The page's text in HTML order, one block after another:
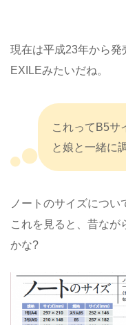
現在は平成23年から発
EXILEみたいだね。
これってB5サ
と娘と一緒に
ノートのサイズについ
これを見ると、昔なが
かな?